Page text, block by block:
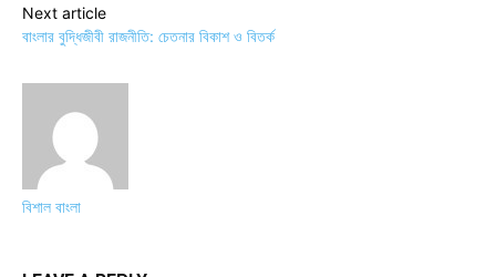
Next article
বাংলার বুদ্ধিজীবী রাজনীতি: চেতনার বিকাশ ও বিতর্ক
বিশাল বাংলা